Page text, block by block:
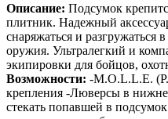
Описание: Подсумок
плитник. Надежный
снаряжаться и разгружаться
оружия. Ультралегкий и
экипировки для бойцов,
Возможности: -M.O.L.L.E.
крепления -Люверсы в
стекать попавшей в